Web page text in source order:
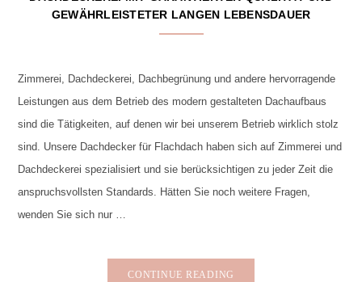
GEWÄHRLEISTETER LANGEN LEBENSDAUER
Zimmerei, Dachdeckerei, Dachbegrünung und andere hervorragende
Leistungen aus dem Betrieb des modern gestalteten Dachaufbaus
sind die Tätigkeiten, auf denen wir bei unserem Betrieb wirklich stolz
sind. Unsere Dachdecker für Flachdach haben sich auf Zimmerei und
Dachdeckerei spezialisiert und sie berücksichtigen zu jeder Zeit die
anspruchsvollsten Standards. Hätten Sie noch weitere Fragen,
wenden Sie sich nur …
CONTINUE READING